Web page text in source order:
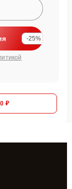
-25%
₽